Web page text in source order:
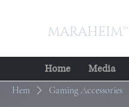
MARAHEIM™
Home Media
Hem Gaming Accessories